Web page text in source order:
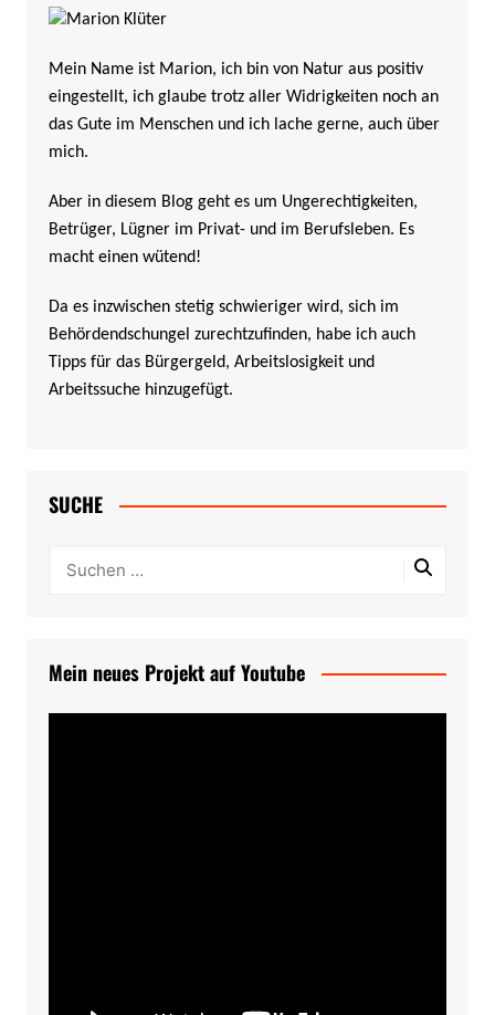
Mein Name ist Marion, ich bin von Natur aus positiv
eingestellt, ich glaube trotz aller Widrigkeiten noch an
das Gute im Menschen und ich lache gerne, auch über
mich.
Aber in diesem Blog geht es um Ungerechtigkeiten,
Betrüger, Lügner im Privat- und im Berufsleben. Es
macht einen wütend!
Da es inzwischen stetig schwieriger wird, sich im
Behördendschungel zurechtzufinden, habe ich auch
Tipps für das Bürgergeld, Arbeitslosigkeit und
Arbeitssuche hinzugefügt.
SUCHE
Mein neues Projekt auf Youtube